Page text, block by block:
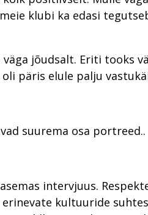
klubi ka edasi
jõudsalt. Eriti tooks
päris elule palju
suurema osa portreed..
intervjuus.
kultuuride